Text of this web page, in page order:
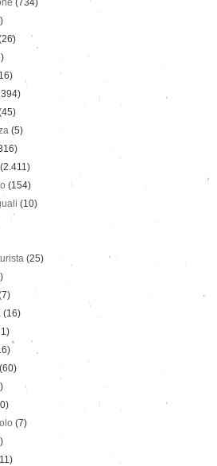
(734)
(5)
(2.411)
(154)
(10)
(25)
(16)
(60)
(7)